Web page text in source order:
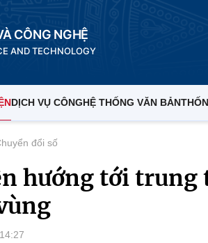
CÔNG NGHỆ
AND TECHNOLOGY
DỊCH VỤ CÔNGHỆ THỐNG VĂN BẢN
đổi số
hướng tới trung